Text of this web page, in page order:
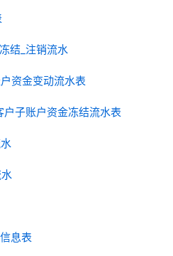
结_注销流水
资金变动流水表
子账户资金冻结流水表
息表